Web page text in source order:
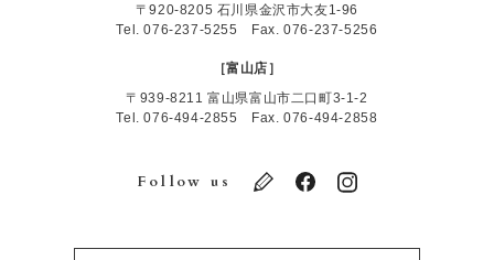
〒920-8205 石川県金沢市大友1-96
Tel.076-237-5255 Fax. 076-237-5256
［富山店］
〒939-8211 富山県富山市二口町3-1-2
Tel.076-494-2855 Fax. 076-494-2858
Follow us